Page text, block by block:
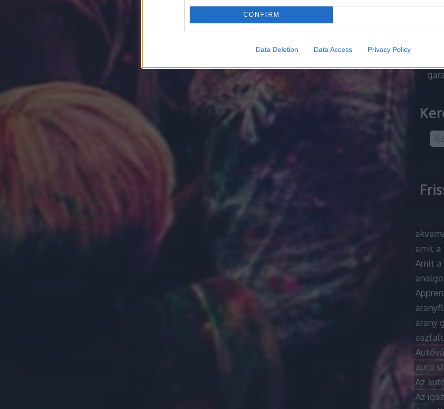
CONFIRM
Data Deletion Data Access Privacy Policy
amit a
Amit a
arany
auto
Az
Az